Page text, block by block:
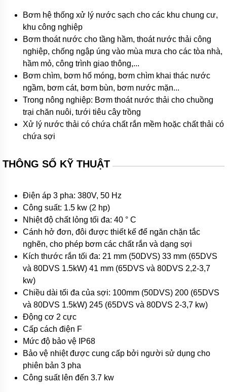
tầng
cánh
bơm
hỏa-
cháy
bùn
thải
cảnh-
đài
phun
bơm
Bơm
lượng
Bơm
động
từ
bơm
thùng
phuy
Bơm hệ thống xử lý nước sạch cho các khu chung cư,
khu công nghiệp
Bơm thoát nước cho tầng hầm, thoát nước thải công
nghiệp, chống ngập úng vào mùa mưa cho các tòa nhà,
hầm mỏ, công trình giao thông,...
Bơm chìm, bơm hố móng, bơm chìm khai thác nước
ngầm, bơm cát, bơm bùn, bơm nước mặn...
Trong nông nghiệp: Bơm thoát nước thải cho chuồng
trại chăn nuôi, tưới tiêu cây trồng
Xử lý nước thải có chứa chất rắn mềm hoặc chất thải có
chứa sợi
THÔNG SỐ KỸ THUẬT
Điện áp 3 pha: 380V, 50 Hz
Công suất: 1.5 kw (2 hp)
Nhiệt độ chất lỏng tối đa: 40 ° C
Cánh hở đơn, đôi được thiết kế để ngăn chặn tắc
nghẽn, cho phép bơm các chất rắn và dạng sợi
Kích thước rắn tối đa: 21 mm (50DVS) 33 mm (65DVS
và 80DVS 1.5kW) 41 mm (65DVS và 80DVS 2,2-3,7
kw)
Chiều dài tối đa của sợi: 100mm (50DVS) 200 (65DVS
và 80DVS 1.5kW) 245 (65DVS và 80DVS 2-3,7 kw)
Động cơ 2 cực
Cấp cách điện F
Mức độ bảo vệ IP68
Bảo vệ nhiệt được cung cấp bởi người sử dụng cho
phiên bản 3 pha
Công suất lên đến 3.7 kw